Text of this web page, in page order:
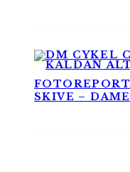
SKIVE –